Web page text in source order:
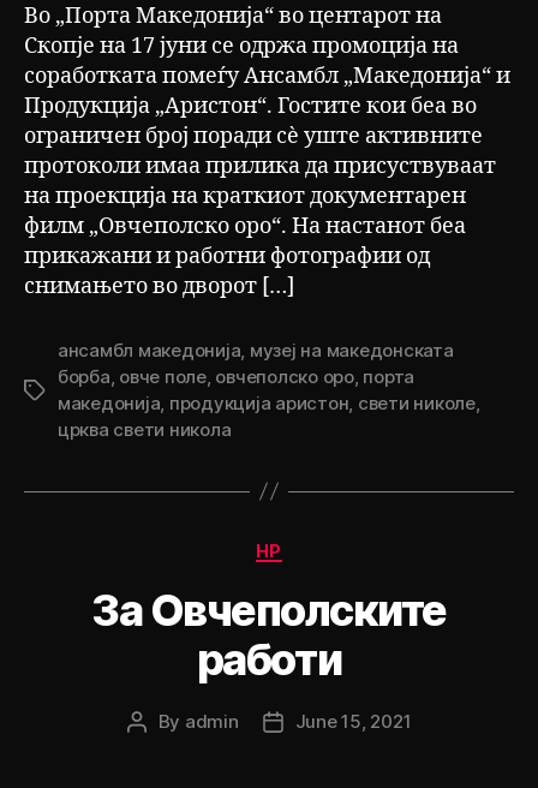
Во „Порта Македонија“ во центарот на
Скопје на 17 јуни се одржа промоција на
соработката помеѓу Ансамбл „Македонија“ и
Продукција „Аристон“. Гостите кои беа во
ограничен број поради сè уште активните
протоколи имаа прилика да присуствуваат
на проекција на краткиот документарен
филм „Овчеполско оро“. На настанот беа
прикажани и работни фотографии од
снимањето во дворот […]
Tags
ансамбл македонија музеј на македонската
борба овче поле, овчеполско оро, порта
македонија продукција аристон свети николе,
црква свети никола
Categories
НР
За Овчеполските
работи
Post
By admin
PostJune 15, 2021